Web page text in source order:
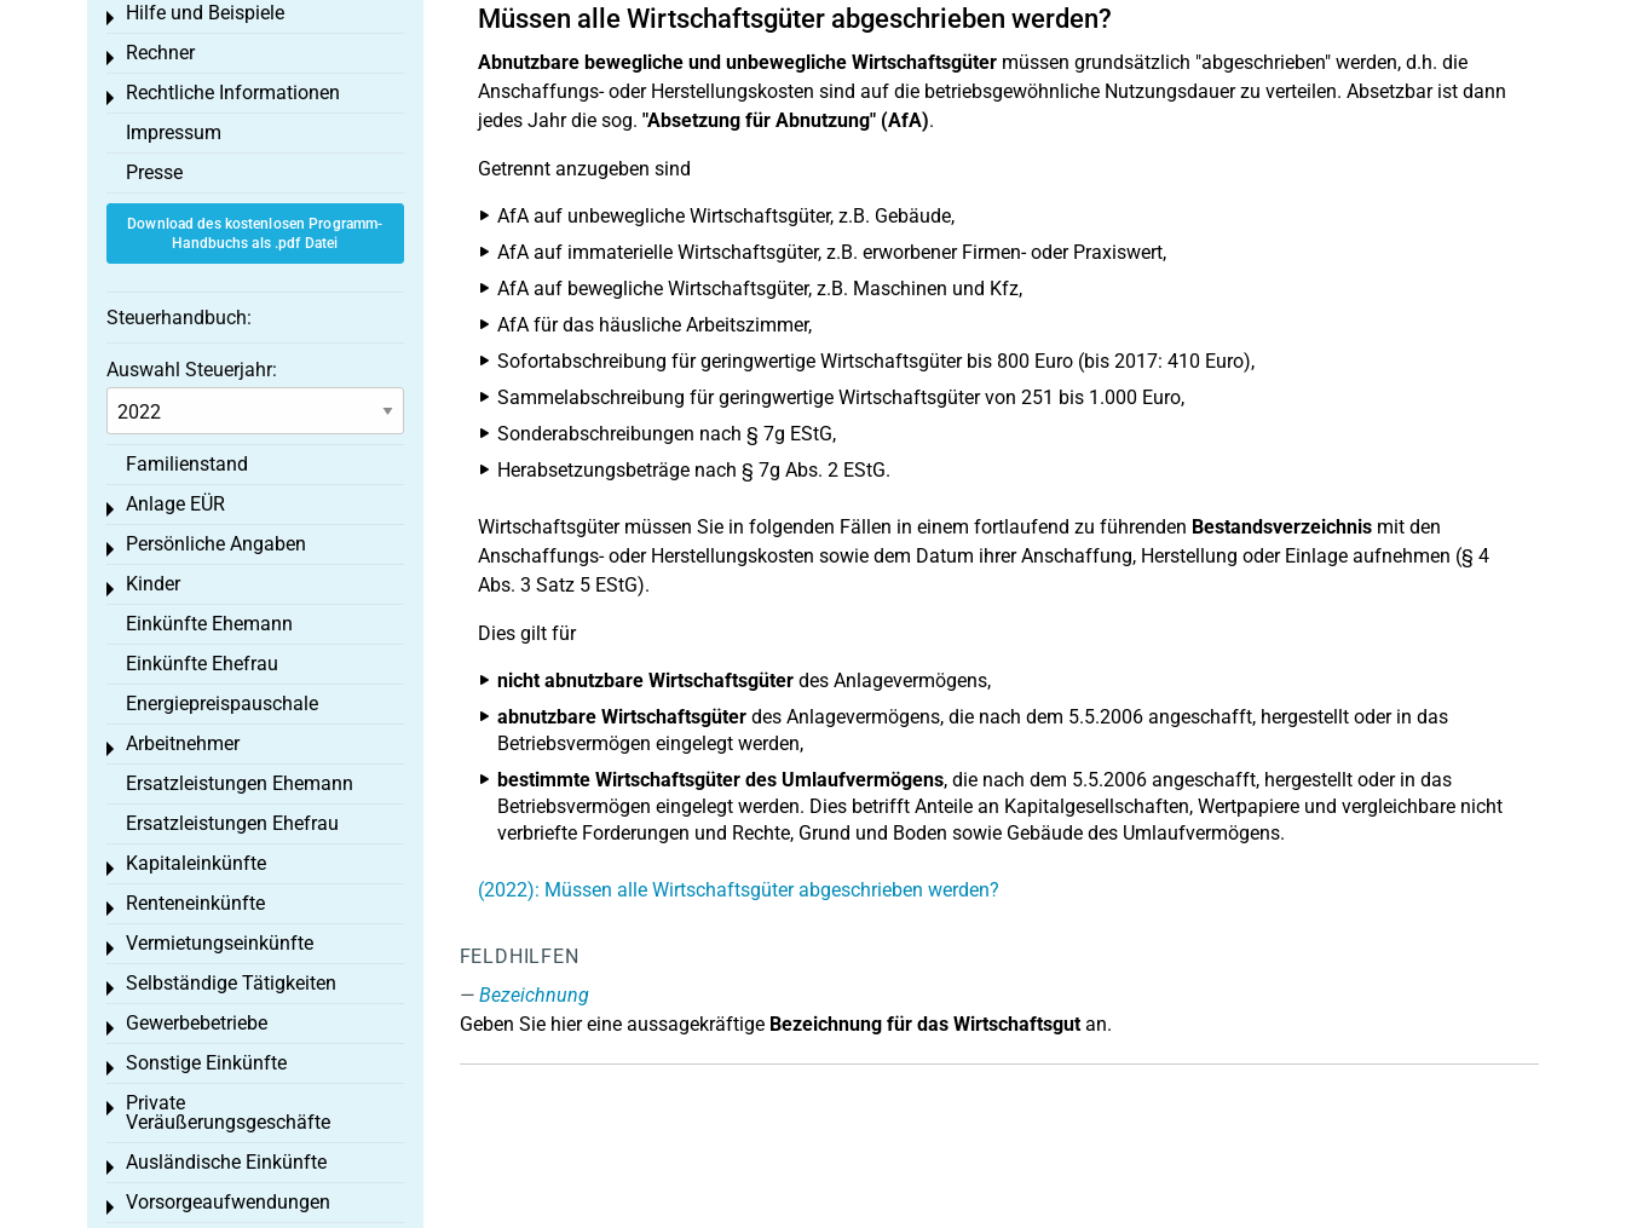
Müssen alle Wirtschaftsgüter abgeschrieben werden?
Abnutzbare bewegliche und unbewegliche Wirtschaftsgütermüssen grundsätzlich "abgeschrieben" werden, d.h. die
Anschaffungs- oder Herstellungskosten sind auf die betriebsgewöhnliche Nutzungsdauer zu verteilen. Absetzbar ist dann
jedes Jahr die sog. "Absetzung für Abnutzung" (AfA).
Getrennt anzugeben sind
AfA auf unbewegliche Wirtschaftsgüter, z.B. Gebäude,
AfA auf immaterielle Wirtschaftsgüter, z.B. erworbener Firmen- oder Praxiswert,
AfA auf bewegliche Wirtschaftsgüter, z.B. Maschinen und Kfz,
AfA für das häusliche Arbeitszimmer,
Sofortabschreibung für geringwertige Wirtschaftsgüter bis 800 Euro (bis 2017: 410 Euro),
Sammelabschreibung für geringwertige Wirtschaftsgüter von 251 bis 1.000 Euro,
Sonderabschreibungen nach § 7g EStG,
Herabsetzungsbeträge nach § 7g Abs. 2 EStG.
Wirtschaftsgüter müssen Sie in folgenden Fällen in einem fortlaufend zu führenden Bestandsverzeichnismit den
Anschaffungs- oder Herstellungskosten sowie dem Datum ihrer Anschaffung, Herstellung oder Einlage aufnehmen (§ 4
Abs. 3 Satz 5 EStG).
Dies gilt für
nicht abnutzbare Wirtschaftsgüterdes Anlagevermögens,
abnutzbare Wirtschaftsgüterdes Anlagevermögens, die nach dem 5.5.2006 angeschafft, hergestellt oder in das
Betriebsvermögen eingelegt werden,
bestimmte Wirtschaftsgüter des Umlaufvermögens, die nach dem 5.5.2006 angeschafft, hergestellt oder in das
Betriebsvermögen eingelegt werden. Dies betrifft Anteile an Kapitalgesellschaften, Wertpapiere und vergleichbare nicht
verbriefte Forderungen und Rechte, Grund und Boden sowie Gebäude des Umlaufvermögens.
(2022): Müssen alle Wirtschaftsgüter abgeschrieben werden?
FELDHILFEN
Bezeichnung
Geben Sie hier eine aussagekräftige Bezeichnung für das Wirtschaftsgutan.
Hilfe und Beispiele
Toggle menu
Rechner
Toggle menu
Rechtliche Informationen
Toggle menu
Impressum
Presse
Download des kostenlosen Programm-
Handbuchs als .pdf Datei
Steuerhandbuch:
Auswahl Steuerjahr:
Familienstand
Anlage EÜR
Toggle menu
Persönliche Angaben
Toggle menu
Kinder
Toggle menu
Einkünfte Ehemann
Einkünfte Ehefrau
Energiepreispauschale
Arbeitnehmer
Toggle menu
Ersatzleistungen Ehemann
Ersatzleistungen Ehefrau
Kapitaleinkünfte
Toggle menu
Renteneinkünfte
Toggle menu
Vermietungseinkünfte
Toggle menu
Selbständige Tätigkeiten
Toggle menu
Gewerbebetriebe
Toggle menu
Sonstige Einkünfte
Toggle menu
Private
Veräußerungsgeschäfte
Toggle menu
Ausländische Einkünfte
Toggle menu
Vorsorgeaufwendungen
Toggle menu